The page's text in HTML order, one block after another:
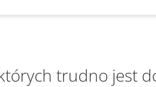
trudno jest